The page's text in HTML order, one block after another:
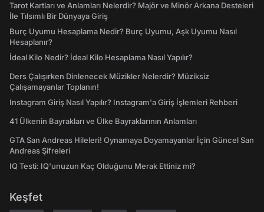
Tarot Kartları ve Anlamları Nelerdir? Majör ve Minör Arkana Desteleri
İle Tılsımlı Bir Dünyaya Giriş
Burç Uyumu Hesaplama Nedir? Burç Uyumu, Aşk Uyumu Nasıl
Hesaplanır?
İdeal Kilo Nedir? İdeal Kilo Hesaplama Nasıl Yapılır?
Ders Çalışırken Dinlenecek Müzikler Nelerdir? Müziksiz
Çalışamayanlar Toplanın!
Instagram Giriş Nasıl Yapılır? Instagram'a Giriş İşlemleri Rehberi
41 Ülkenin Bayrakları ve Ülke Bayraklarının Anlamları
GTA San Andreas Hileleri! Oynamaya Doyamayanlar İçin Güncel San
Andreas Şifreleri
IQ Testi: IQ'unuzun Kaç Olduğunu Merak Ettiniz mi?
Keşfet